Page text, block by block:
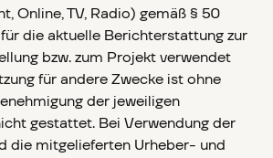
Online, TV, Radio) gemäß § 50
die aktuelle Berichterstattung zur
bzw. zum Projekt verwendet
für andere Zwecke ist ohne
der jeweiligen
gestattet. Bei Verwendung der
die mitgelieferten Urheber- und